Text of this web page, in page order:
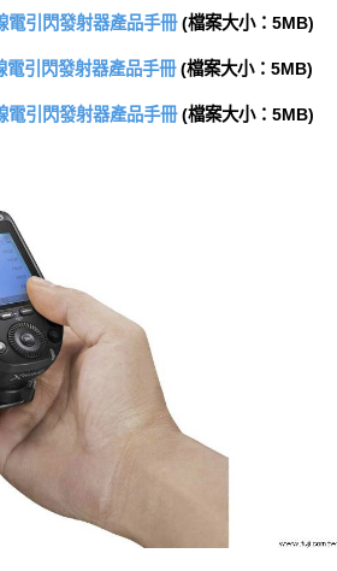
引閃發射器產品手冊(檔案大小：5MB)
引閃發射器產品手冊(檔案大小：5MB)
引閃發射器產品手冊(檔案大小：5MB)